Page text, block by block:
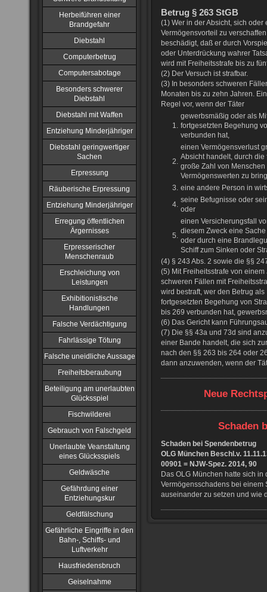
Herbeiführen einer
Brandgefahr
Diebstahl
Computerbetrug
Computersabotage
Besonders schwerer
Diebstahl
Diebstahl mit Waffen
Entziehung Minderjähriger
Diebstahl geringwertiger
Sachen
Erpressung
Räuberische Erpressung
Entziehung Minderjähriger
Erregung öffentlichen
Ärgernisses
Erpresserischer
Menschenraub
Erschleichung von
Leistungen
Exhibitionistische
Handlungen
Falsche Verdächtigung
Fahrlässige Tötung
Falsche uneidliche Aussage
Freiheitsberaubung
Beteiligung am unerlaubten
Glücksspiel
Fischwilderei
Gebrauch von Falschgeld
Unerlaubte Veanstaltung
eines Glücksspiels
Geldwäsche
Gefährdung einer
Entziehungskur
Geldfälschung
Gefährliche Eingriffe in den
Bahn-, Schiffs- und
Luftverkehr
Hausfriedensbruch
Geiselnahme
Betrug § 263 StGB
(1) Wer in der Absicht, sich
Vermögensvorteil zu
beschädigt, daß er durch
oder Unterdrückung wahrer
wird mit Freiheitsstrafe bis zu
(2) Der Versuch ist strafbar.
(3) In besonders schweren
Monaten bis zu zehn Jahren.
Regel vor, wenn der Täter
1.
gewerbsmäßig oder als
fortgesetzten Begehung
verbunden hat,
2.
einen Vermögensverlust
Absicht handelt, durch
große Zahl von
Vermögenswerten zu
3. eine andere Person in
4.
seine Befugnisse oder
oder
5.
einen Versicherungsfall
diesem Zweck eine
oder durch eine
Schiff zum Sinken oder
(4) § 243 Abs. 2 sowie die §§
(5) Mit Freiheitsstrafe von
schweren Fällen mit
wird bestraft, wer den Betrug
fortgesetzten Begehung von
bis 269 verbunden hat,
(6) Das Gericht kann
(7) Die §§ 43a und 73d sind
einer Bande handelt, die sich
nach den §§ 263 bis 264 oder
dann anzuwenden, wenn der
Neue
Schaden
Schaden bei Spendenbetrug
OLG München Beschl.v.
00901 = NJW-Spez. 2014, 90
Das OLG München hatte sich
Vermögensschadens bei einem
auseinander zu setzen und wie